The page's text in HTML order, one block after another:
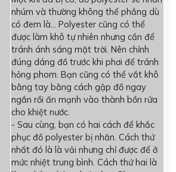
nhúm và thường không thể phẳng dù
có đem là… Polyester cũng có thể
được làm khô tự nhiên nhưng cần để
tránh ánh sáng mặt trời. Nên chỉnh
đúng dáng đồ trước khi phơi để tránh
hỏng phom. Bạn cũng có thể vắt khô
bằng tay bằng cách gập đồ ngay
ngắn rồi ấn mạnh vào thành bồn rửa
cho khiệt nước.
- Sau cùng, bạn có hai cách để khắc
phục đồ polyester bị nhăn. Cách thứ
nhất đó là là vải nhưng chỉ được để ở
mức nhiệt trung bình. Cách thứ hai là